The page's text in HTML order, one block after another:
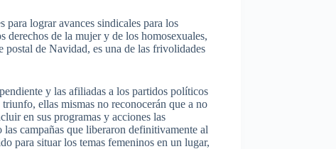
para lograr avances sindicales para los
derechos de la mujer y de los homosexuales,
postal de Navidad, es una de las frivolidades
y las afiliadas a los partidos políticos
ellas mismas no reconocerán que a no
en sus programas y acciones las
campañas que liberaron definitivamente al
para situar los temas femeninos en un lugar,